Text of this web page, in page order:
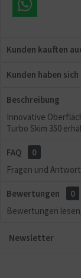
Kunden kauften
Kunden haben
Beschreibung
Innovative
Turbo Skim 350
FAQ
0
Fragen und
Bewertungen
0
Bewertungen
Newsletter